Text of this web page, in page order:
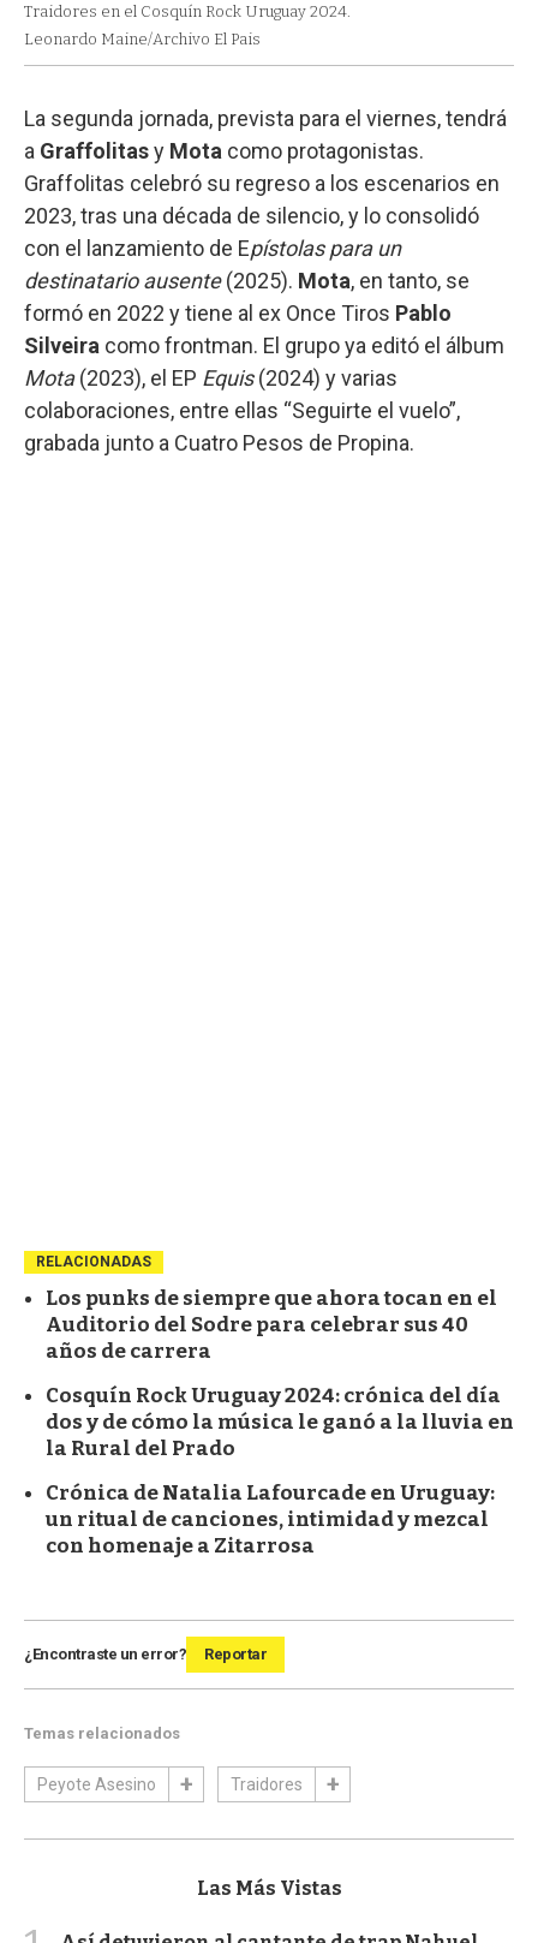
Traidores en el Cosquín Rock Uruguay 2024.
Leonardo Maine/Archivo El Pais
La segunda jornada, prevista para el viernes, tendrá
a Graffolitasy Mota como protagonistas.
Graffolitas celebró su regreso a los escenarios en
2023, tras una década de silencio, y lo consolidó
con el lanzamiento de Epístolas para un
destinatario ausente(2025). Mota, en tanto, se
formó en 2022 y tiene al ex Once Tiros Pablo
Silveira como frontman. El grupo ya editó el álbum
Mota(2023), el EP Equis(2024) y varias
colaboraciones, entre ellas “Seguirte el vuelo”,
grabada junto a Cuatro Pesos de Propina.
RELACIONADAS
Los punks de siempre que ahora tocan en el
Auditorio del Sodre para celebrar sus 40
años de carrera
Cosquín Rock Uruguay 2024: crónica del día
dos y de cómo la música le ganó a la lluvia en
la Rural del Prado
Crónica de Natalia Lafourcade en Uruguay:
un ritual de canciones, intimidad y mezcal
con homenaje a Zitarrosa
¿Encontraste un error? Reportar
Temas relacionados
Peyote Asesino Traidores
Las Más Vistas